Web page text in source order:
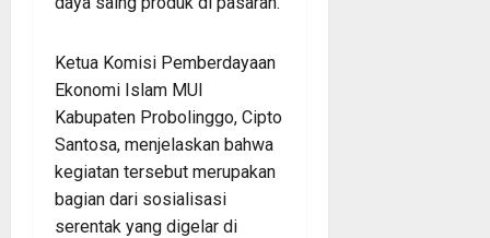
Ketua Komisi Pemberdayaan
Ekonomi Islam MUI
Kabupaten Probolinggo, Cipto
Santosa, menjelaskan bahwa
kegiatan tersebut merupakan
bagian dari sosialisasi
serentak yang digelar di